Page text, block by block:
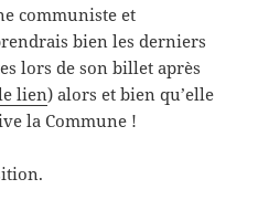
communiste et
bien les derniers
lors de son billet après
lien) alors et bien qu’elle
la Commune !